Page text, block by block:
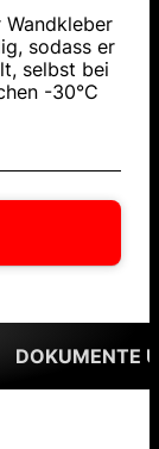
sodass er
selbst bei
-30°C
DOKUMENTE